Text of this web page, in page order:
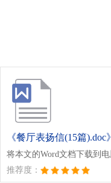
《餐厅表扬信(15篇).doc》
将本文的Word文档下载到
推荐度：